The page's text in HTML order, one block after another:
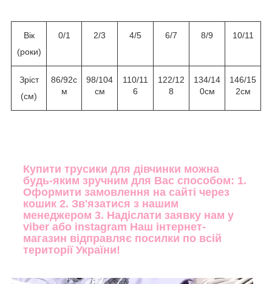
Вік
(роки)
0/1 2/3 4/5 6/7 8/9 10/11
Зріст
(см)
86/92с
м
98/104
см
110/11
6
122/12
8
134/14
0см
146/15
2см
Купити трусики для дівчинки можна
будь-яким зручним для Вас способом: 1.
Оформити замовлення на сайті через
кошик 2. Зв'язатися з нашим
менеджером 3. Надіслати заявку нам у
viber або instagram Наш інтернет-
магазин відправляє посилки по всій
території України!